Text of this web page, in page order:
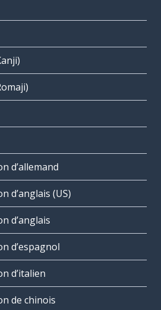
d’allemand
d’anglais (US)
d’anglais
d’espagnol
d’italien
de chinois